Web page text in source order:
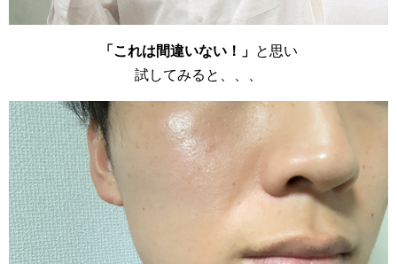
「これは間違いない！」 と思い
試してみると、、、